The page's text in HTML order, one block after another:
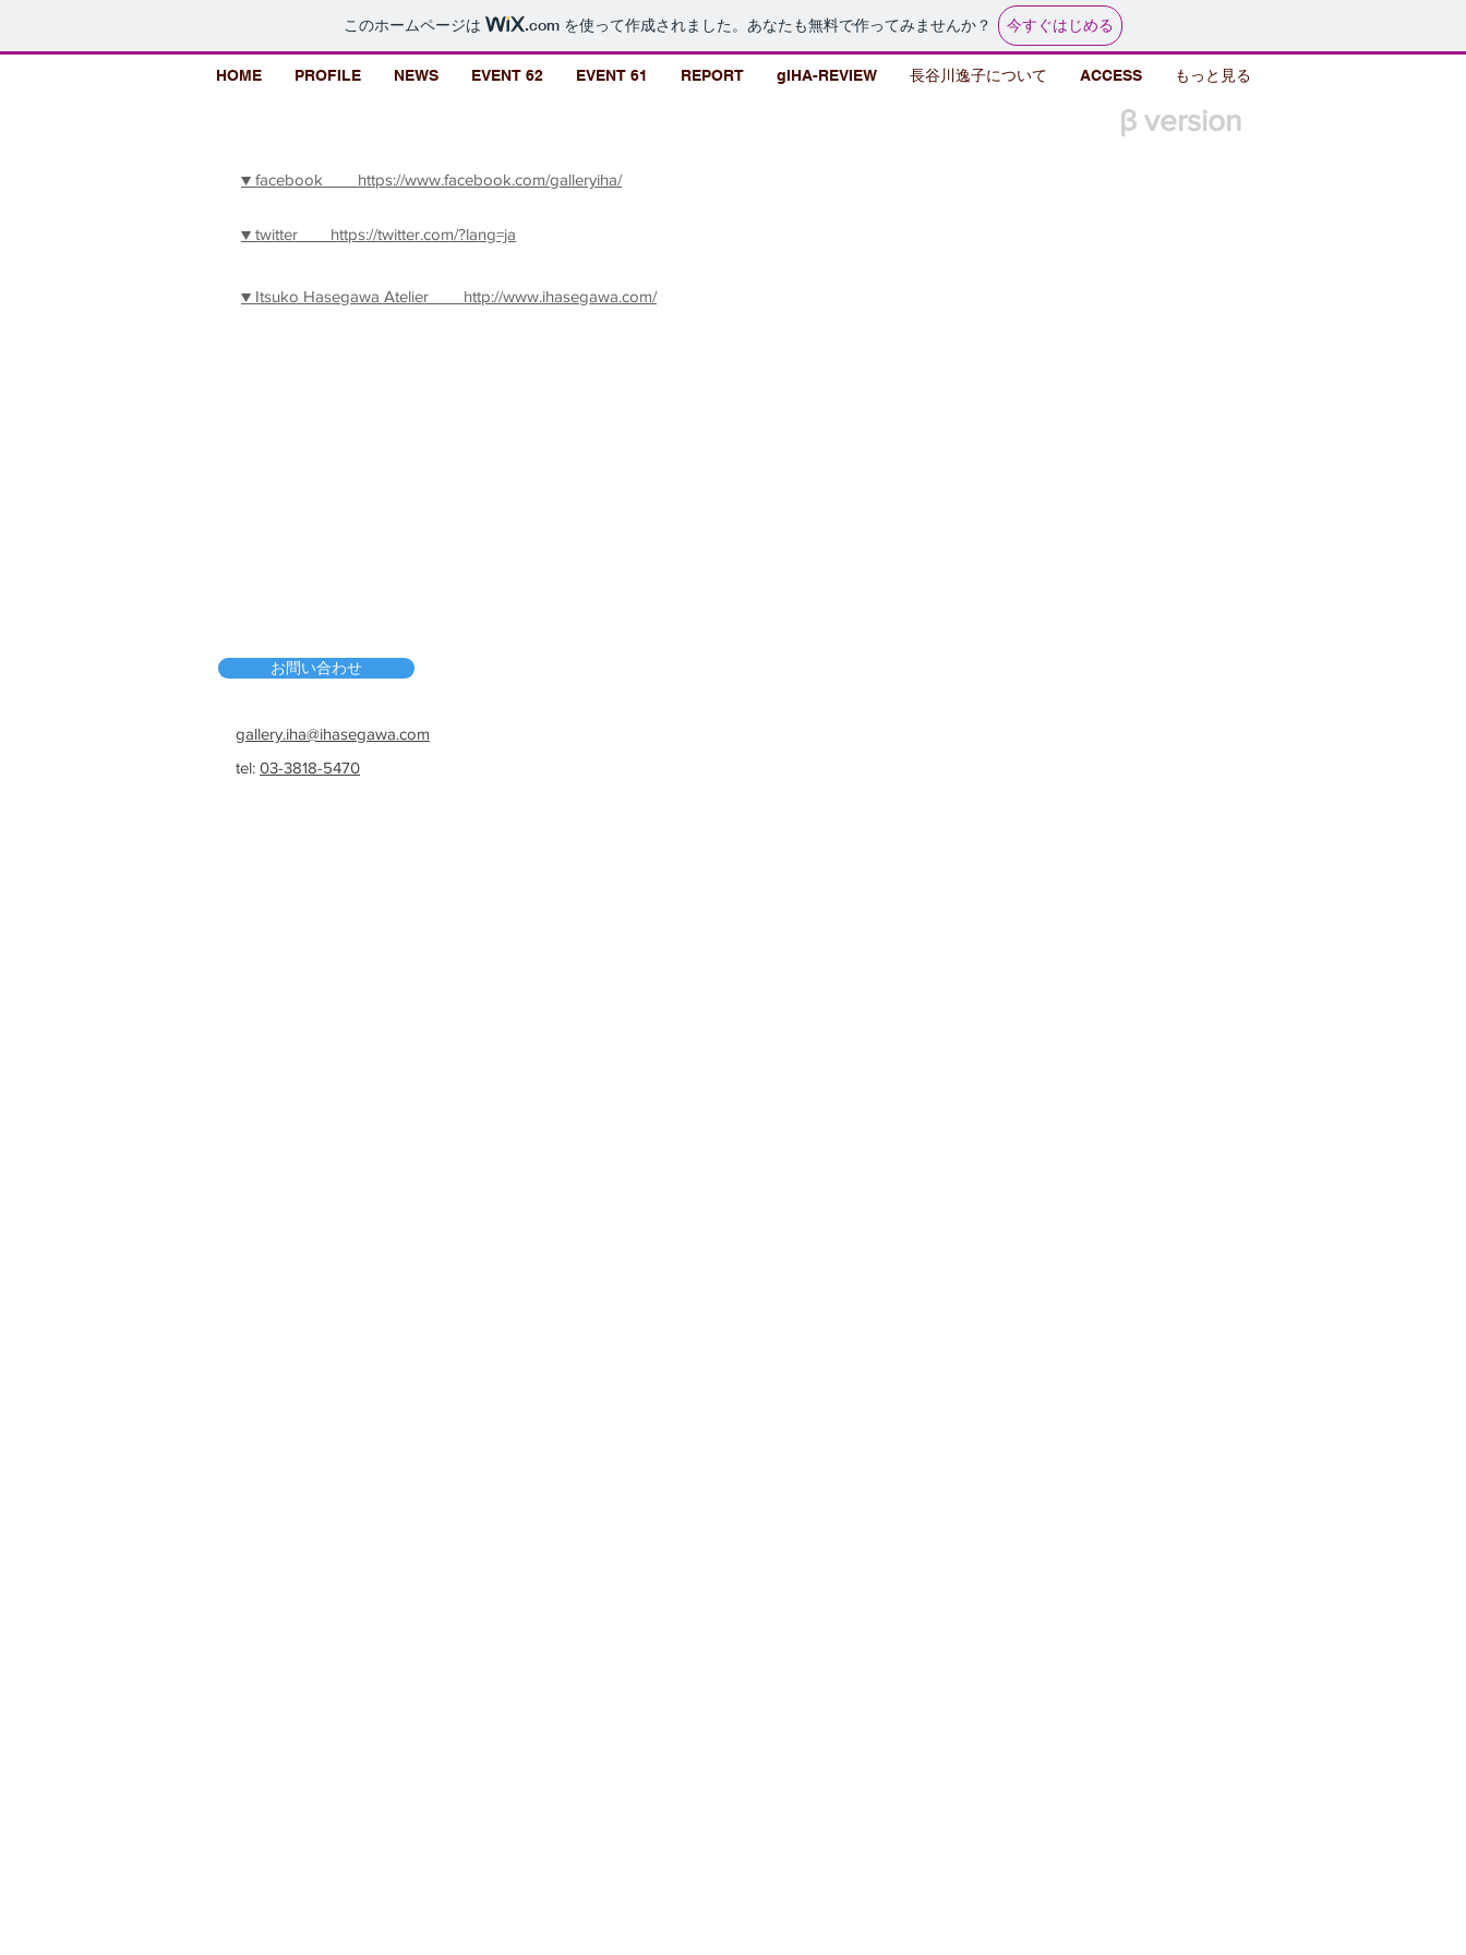
このホームページは .com を使って作成されました。あなたも無料で作ってみませんか？ 今すぐはじめる
HOME PROFILE NEWS EVENT 62 EVENT 61 REPORT gIHA-REVIEW 長谷川逸子について ACCESS もっと見る
β version
▼ facebook https://www.facebook.com/galleryiha/
▼ twitter https://twitter.com/?lang=ja
▼ Itsuko Hasegawa Atelier http://www.ihasegawa.com/
お問い合わせ
gallery.iha@ihasegawa.com
tel: 03-3818-5470